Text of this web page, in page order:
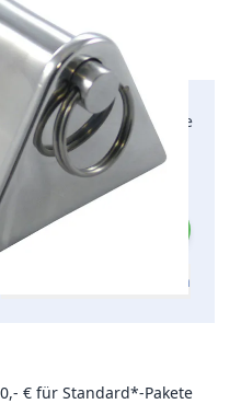
2-5 Arbeitstage
Zum Angebot hinzufügen
€ für Standard*-Pakete